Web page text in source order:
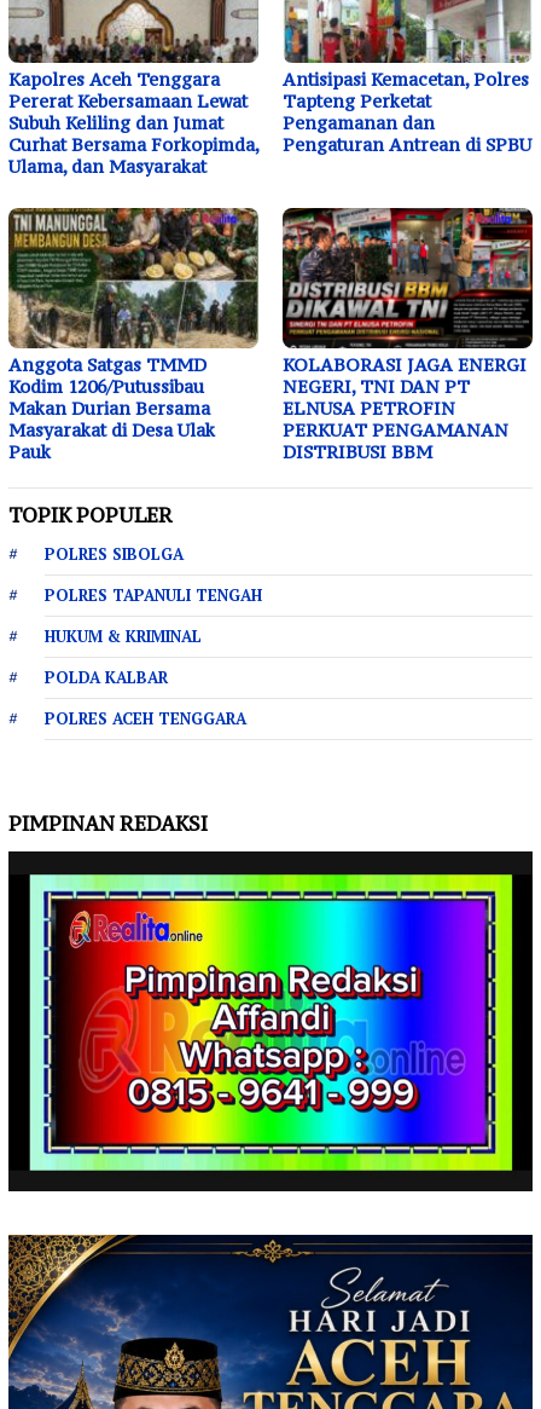
Kapolres Aceh Tenggara
Pererat Kebersamaan Lewat
Subuh Keliling dan Jumat
Curhat Bersama Forkopimda,
Ulama, dan Masyarakat
Antisipasi Kemacetan, Polres
Tapteng Perketat
Pengamanan dan
Pengaturan Antrean di SPBU
Anggota Satgas TMMD
Kodim 1206/Putussibau
Makan Durian Bersama
Masyarakat di Desa Ulak
Pauk
KOLABORASI JAGA ENERGI
NEGERI, TNI DAN PT
ELNUSA PETROFIN
PERKUAT PENGAMANAN
DISTRIBUSI BBM
TOPIK POPULER
POLRES SIBOLGA
POLRES TAPANULI TENGAH
HUKUM & KRIMINAL
POLDA KALBAR
POLRES ACEH TENGGARA
PIMPINAN REDAKSI